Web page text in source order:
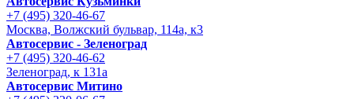
+7 (495) 320-46-67
Москва, Волжский бульвар, 114а, к3
Автосервис - Зеленоград
+7 (495) 320-46-62
Зеленоград, к 131а
Автосервис Митино